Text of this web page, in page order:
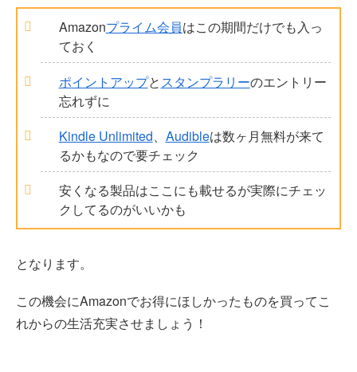
Amazonプライム会員はこの期間だけでも入っ
ておく
ポイントアップとスタンプラリーのエントリー
忘れずに
Kindle Unlimited、 Audibleは数ヶ月無料が来て
るかもなので要チェック
安くなる製品はここにも載せるが実際にチェッ
クしてるのがいいかも
となります。
この機会にAmazonでお得にほしかったものを買ってこ
れからの生活充実させましょう！